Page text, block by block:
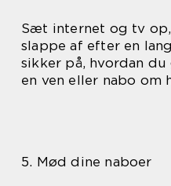
Sæt internet og tv
slappe af efter en
sikker på, hvordan
en ven eller nabo om
5. Mød dine naboer